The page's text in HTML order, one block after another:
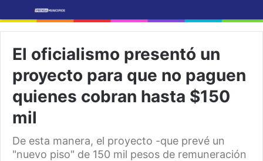
El oficialismo presentó un
proyecto para que no paguen
quienes cobran hasta $150
mil
De esta manera, el proyecto -que prevé un
"nuevo piso" de 150 mil pesos de remuneración